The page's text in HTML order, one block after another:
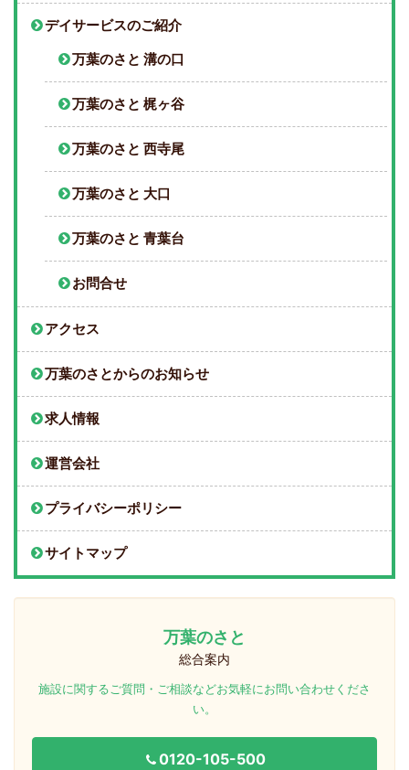
デイサービスのご紹介
万葉のさと 溝の口
万葉のさと 梶ヶ谷
万葉のさと 西寺尾
万葉のさと 大口
万葉のさと 青葉台
お問合せ
アクセス
万葉のさとからのお知らせ
求人情報
運営会社
プライバシーポリシー
サイトマップ
万葉のさと
総合案内
施設に関するご質問・ご相談などお気軽にお問い合わせくださ
い。
0120-105-500